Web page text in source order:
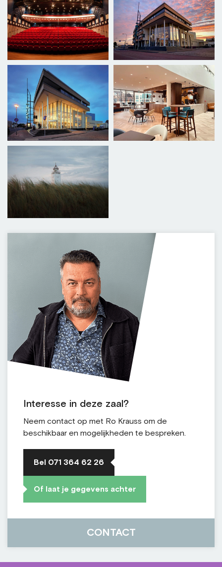
Interesse in deze zaal?
Neem contact op met Ro Krauss om de
beschikbaar en mogelijkheden te bespreken.
Bel 071 364 62 26
Of laat je gegevens achter
CONTACT